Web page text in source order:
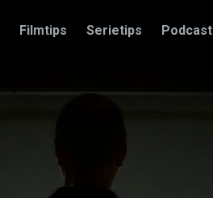
Filmtips Serietips Podcast